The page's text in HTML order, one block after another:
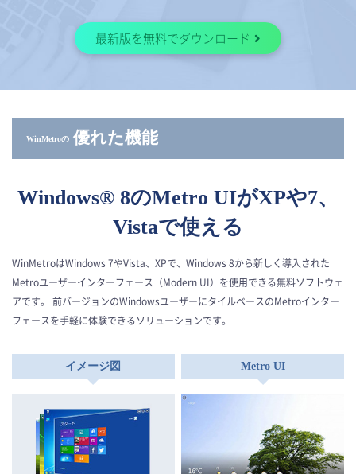
最新版を無料でダウンロード
WinMetroの 優れた機能
Windows® 8のMetro UIがXPや7、
Vistaで使える
WinMetroはWindows 7やVista、XPで、Windows 8から新しく導入された
Metroユーザーインターフェース（Modern UI）を使用できる無料ソフトウェ
アです。 前バージョンのWindowsユーザーにタイルベースのMetroインター
フェースを手軽に体験できるソリューションです。
イメージ図 Metro UI